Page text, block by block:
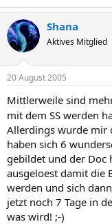
Shana
Aktives Mitglied
20 August 2005
Mittlerweile sind
mit dem SS werden
Allerdings wurde mir
haben sich 6
gebildet und der Doc
ausgeloest damit die
werden und sich
jetzt noch 7 Tage in
was wird! ;-)